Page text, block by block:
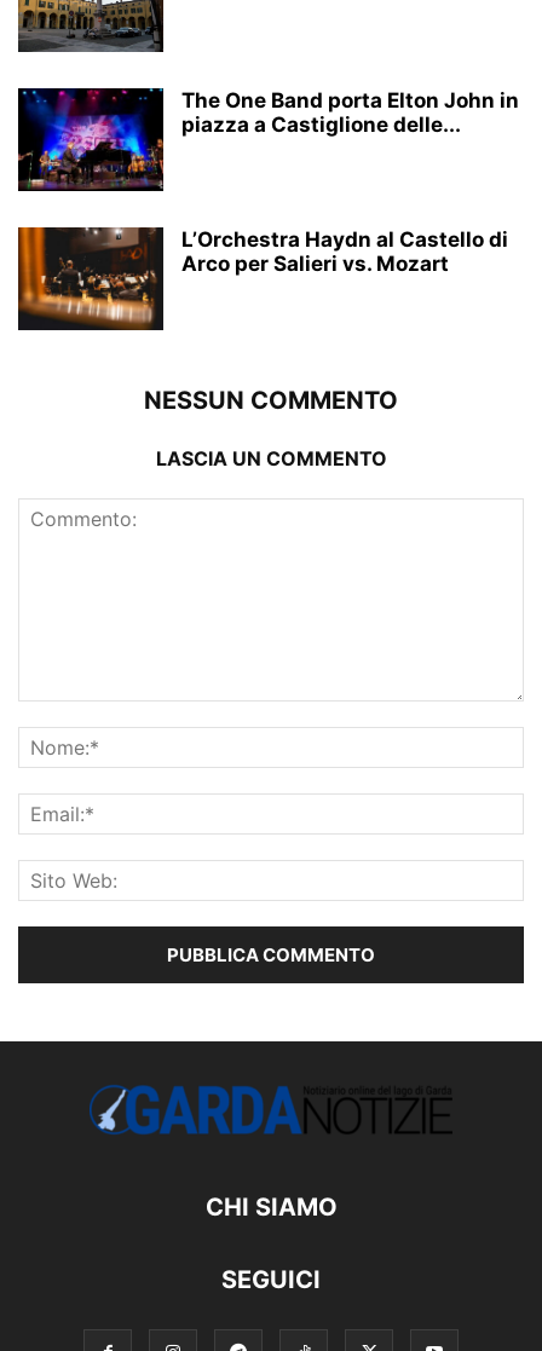
The One Band porta Elton John in
piazza a Castiglione delle...
L’Orchestra Haydn al Castello di
Arco per Salieri vs. Mozart
NESSUN COMMENTO
LASCIA UN COMMENTO
CHI SIAMO
SEGUICI